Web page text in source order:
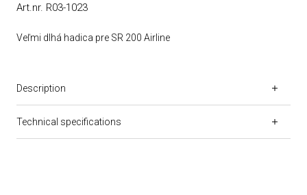
Art.nr. R03-1023
Veľmi dlhá hadica pre SR 200 Airline
Description
Technical specifications